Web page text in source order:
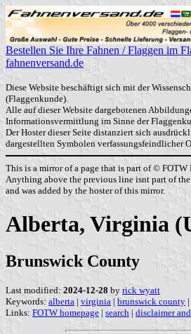
Bestellen Sie Ihre Fahnen / Flaggen im
fahnenversand.de
Diese Website beschäftigt sich mit der
(Flaggenkunde).
Alle auf dieser Website dargebotenen
Informationsvermittlung im Sinne der
Der Hoster dieser Seite distanziert sich
dargestellten Symbolen verfassungsfeindlicher
This is a mirror of a page that is part of © FOTW
Anything above the previous line isnt part of
and was added by the hoster of this mirror.
Alberta, Virginia
Brunswick County
Last modified: 2024-12-28 by rick wyatt
Keywords: alberta | virginia | brunswick county |
Links: FOTW homepage | search | disclaimer